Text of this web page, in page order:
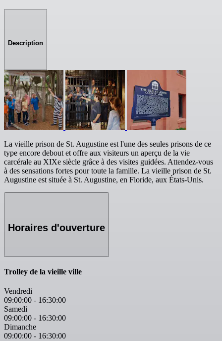
Description
La vieille prison de St. Augustine est l'une des seules prisons de ce
type encore debout et offre aux visiteurs un aperçu de la vie
carcérale au XIXe siècle grâce à des visites guidées. Attendez-vous
à des sensations fortes pour toute la famille. La vieille prison de St.
Augustine est située à St. Augustine, en Floride, aux États-Unis.
Horaires d'ouverture
Trolley de la vieille ville
Vendredi
09:00:00 - 16:30:00
Samedi
09:00:00 - 16:30:00
Dimanche
09:00:00 - 16:30:00